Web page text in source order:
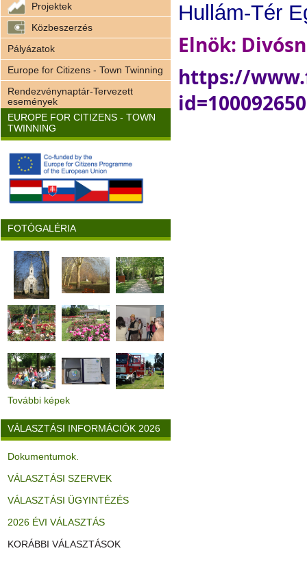
Projektek
Közbeszerzés
Pályázatok
Europe for Citizens - Town Twinning
Rendezvénynaptár-Tervezett
események
EUROPE FOR CITIZENS - TOWN
TWINNING
FOTÓGALÉRIA
További képek
VÁLASZTÁSI INFORMÁCIÓK 2026
Dokumentumok.
VÁLASZTÁSI SZERVEK
VÁLASZTÁSI ÜGYINTÉZÉS
2026 ÉVI VÁLASZTÁS
KORÁBBI VÁLASZTÁSOK
Hullám-Tér
Elnök:
https://